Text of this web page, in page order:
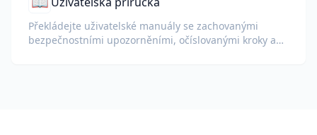
Překládejte uživatelské manuály se zachovanými
bezpečnostními upozorněními, očíslovanými kroky a